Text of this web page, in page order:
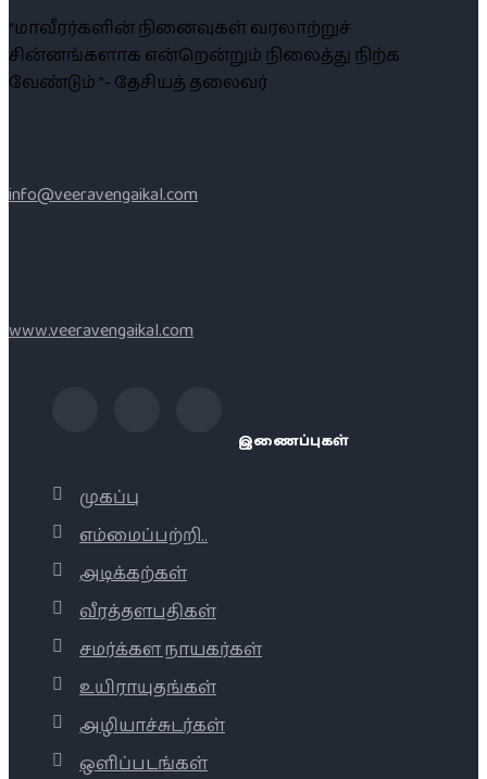
“மாவீரர்களின் நினைவுகள் வரலாற்றுச்
சின்னங்களாக என்றென்றும் நிலைத்து நிற்க
வேண்டும் ”- தேசியத் தலைவர்
info@veeravengaikal.com
www.veeravengaikal.com
இணைப்புகள்
முகப்பு
எம்மைப்பற்றி..
அடிக்கற்கள்
வீரத்தளபதிகள்
சமர்க்கள நாயகர்கள்
உயிராயுதங்கள்
அழியாச்சுடர்கள்
ஒளிப்படங்கள்